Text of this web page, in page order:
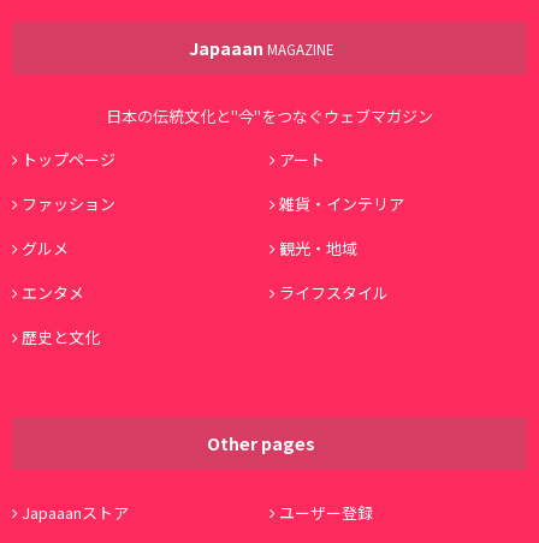
Japaaan MAGAZINE
日本の伝統文化と"今"をつなぐウェブマガジン
トップページ
アート
ファッション
雑貨・インテリア
グルメ
観光・地域
エンタメ
ライフスタイル
歴史と文化
Other pages
Japaaanストア ユーザー登録